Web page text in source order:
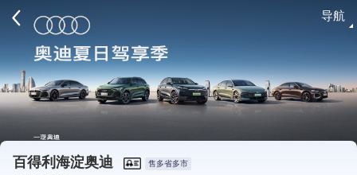
导航
百得利海淀奥迪 售多省多市